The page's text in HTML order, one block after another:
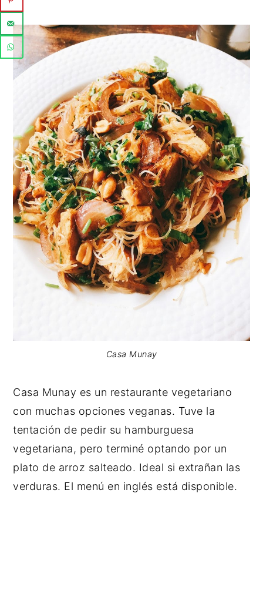
Casa Munay
Casa Munay es un restaurante vegetariano
con muchas opciones veganas. Tuve la
tentación de pedir su hamburguesa
vegetariana, pero terminé optando por un
plato de arroz salteado. Ideal si extrañan las
verduras. El menú en inglés está disponible.